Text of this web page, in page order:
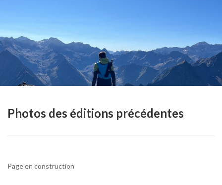
Photos des éditions précédentes
Page en construction